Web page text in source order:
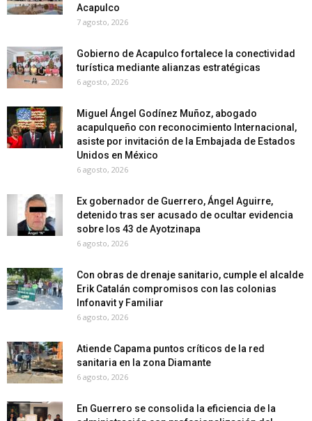
Acapulco
7 agosto, 2026
Gobierno de Acapulco fortalece la conectividad
turística mediante alianzas estratégicas
6 agosto, 2026
Miguel Ángel Godínez Muñoz, abogado
acapulqueño con reconocimiento Internacional,
asiste por invitación de la Embajada de Estados
Unidos en México
6 agosto, 2026
Ex gobernador de Guerrero, Ángel Aguirre,
detenido tras ser acusado de ocultar evidencia
sobre los 43 de Ayotzinapa
6 agosto, 2026
Con obras de drenaje sanitario, cumple el alcalde
Erik Catalán compromisos con las colonias
Infonavit y Familiar
6 agosto, 2026
Atiende Capama puntos críticos de la red
sanitaria en la zona Diamante
6 agosto, 2026
En Guerrero se consolida la eficiencia de la